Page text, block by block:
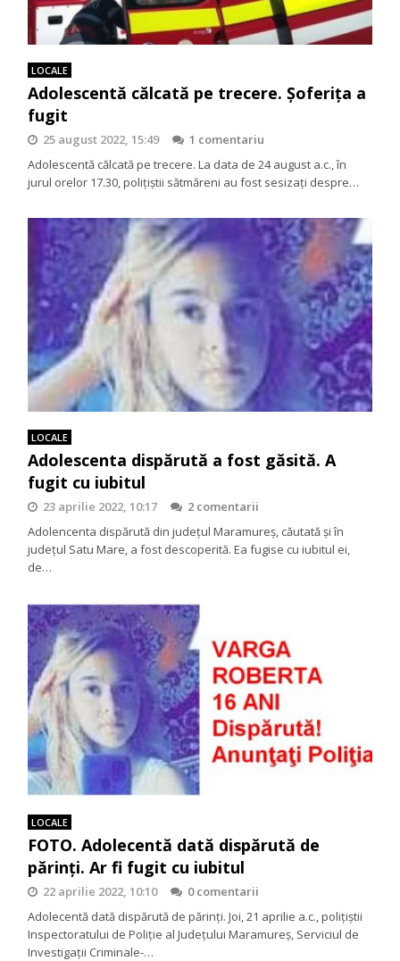
LOCALE
Adolescentă călcată pe trecere. Şoferiţa a
fugit
25 august 2022, 15:49
1 comentariu
Adolescentă călcată pe trecere. La data de 24 august a.c., în
jurul orelor 17.30, polițiștii sătmăreni au fost sesizați despre…
LOCALE
Adolescenta dispărută a fost găsită. A
fugit cu iubitul
23 aprilie 2022, 10:17
2 comentarii
Adolencenta dispărută din judeţul Maramureş, căutată şi în
judeţul Satu Mare, a fost descoperită. Ea fugise cu iubitul ei,
de…
LOCALE
FOTO. Adolecentă dată dispărută de
părinţi. Ar fi fugit cu iubitul
22 aprilie 2022, 10:10
0 comentarii
Adolecentă dată dispărută de părinţi. Joi, 21 aprilie a.c., polițiștii
Inspectoratului de Poliție al Județului Maramureș, Serviciul de
Investigații Criminale-…